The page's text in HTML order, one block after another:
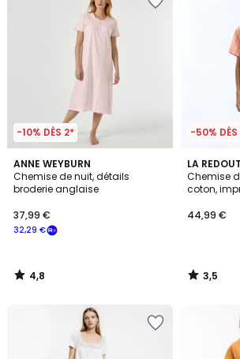
-10% DÈS 2*
ANNE WEYBURN
Chemise de nuit, détails
broderie anglaise
32,29 €
37,99 €
4,8
/ 5
4,8
/
-50%
LA
Chemise
coton,
44,99 €
3,5
/ 5
3,5
/